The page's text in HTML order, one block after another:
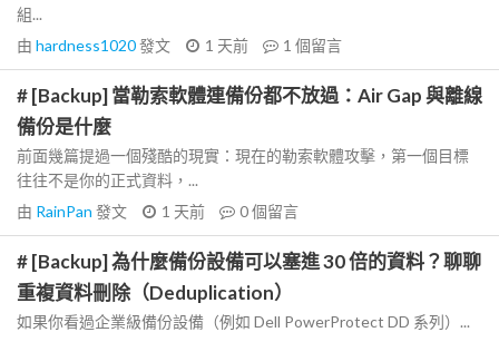
組...
由 hardness1020發文 1 天前 1 個留言
# [Backup] 當勒索軟體連備份都不放過：Air Gap 與離線
備份是什麼
前面幾篇提過一個殘酷的現實：現在的勒索軟體攻擊，第一個目標
往往不是你的正式資料，...
由 RainPan 發文 1 天前 0個留言
# [Backup] 為什麼備份設備可以塞進 30 倍的資料？聊聊
重複資料刪除（Deduplication）
如果你看過企業級備份設備（例如 Dell PowerProtect DD 系列）...